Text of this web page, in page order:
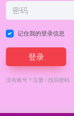
记住我的登录信息
登录
没有账号？注册/找回密码